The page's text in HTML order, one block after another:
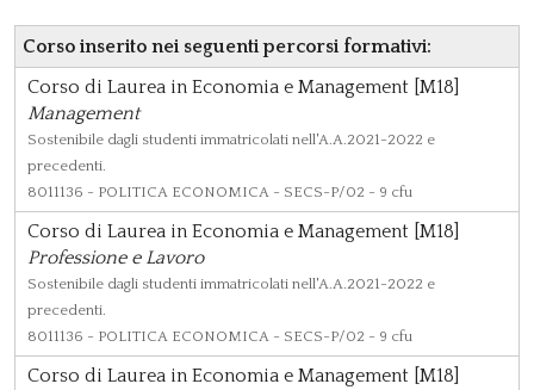
Corso inserito nei seguenti percorsi formativi:
Corso di Laurea in Economia e Management [M18]
Management
Sostenibile dagli studenti immatricolati nell'A.A.2021-2022 e
precedenti.
8011136 - POLITICA ECONOMICA - SECS-P/02 - 9 cfu
Corso di Laurea in Economia e Management [M18]
Professione e Lavoro
Sostenibile dagli studenti immatricolati nell'A.A.2021-2022 e
precedenti.
8011136 - POLITICA ECONOMICA - SECS-P/02 - 9 cfu
Corso di Laurea in Economia e Management [M18]